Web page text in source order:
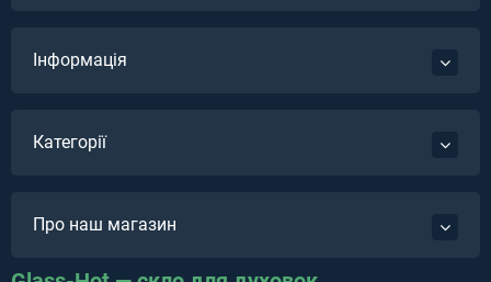
Інформація
Категорії
Про наш магазин